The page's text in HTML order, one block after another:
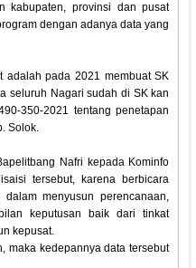
kabupaten, provinsi dan pusat
dengan adanya data yang
adalah pada 2021 membuat SK
seluruh Nagari sudah di SK kan
350-2021 tentang penetapan
Solok.
Nafri kepada Kominfo
tersebut, karena berbicara
menyusun perencanaan,
keputusan baik dari tinkat
kepusat.
maka kedepannya data tersebut